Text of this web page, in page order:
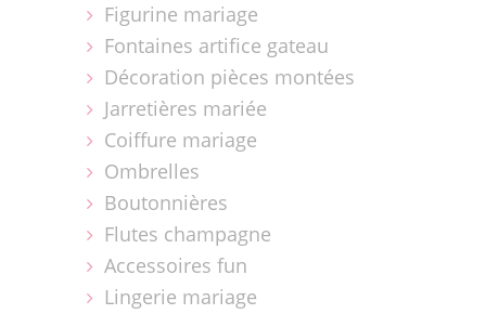
Figurine mariage
Fontaines artifice gateau
Décoration pièces montées
Jarretières mariée
Coiffure mariage
Ombrelles
Boutonnières
Flutes champagne
Accessoires fun
Lingerie mariage